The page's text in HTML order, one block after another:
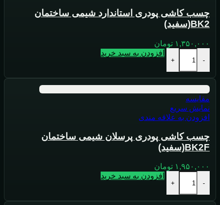
چسب کاشی پودری استاندارد شیمی ساختمان
BK2(سفید)
۱,۳۵۰,۰۰۰ تومان
-
+
افزودن به سبد خرید
مقايسه
نمایش سریع
افزودن به علاقه مندی
چسب کاشی پودری پرسلان شیمی ساختمان
BK2F(سفید)
۱,۹۵۰,۰۰۰ تومان
-
+
افزودن به سبد خرید